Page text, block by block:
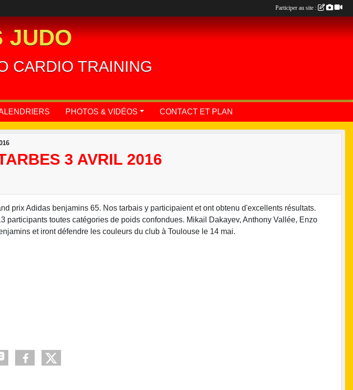
JUDO
CARDIO TRAINING
PHOTOS & VIDÉOS CONTACT ET PLAN
3 AVRIL 2016
prix Adidas benjamins 65. Nos tarbais y participaient et ont obtenu d'excellents résultats.
toutes catégories de poids confondues. Mikail Dakayev, Anthony Vallée, Enzo
et iront défendre les couleurs du club à Toulouse le 14 mai.
Participer au site :